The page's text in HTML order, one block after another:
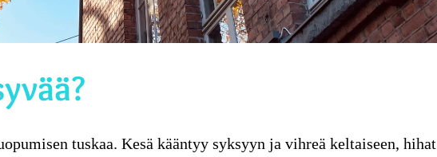
tuskaa. Kesä kääntyy syksyyn ja vihreä keltaiseen, hihat